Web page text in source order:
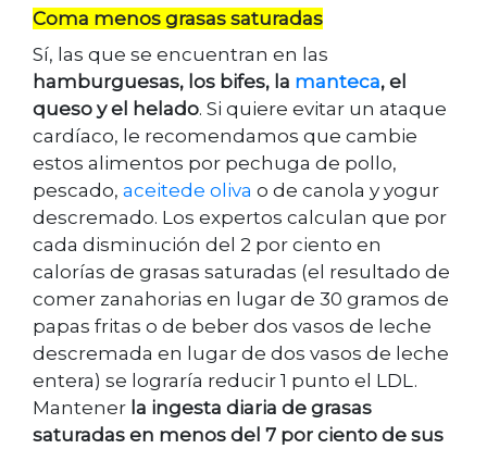
Coma menos grasas saturadas
Sí, las que se encuentran en las
hamburguesas, los bifes, la manteca, el
queso y el helado. Si quiere evitar un ataque
cardíaco, le recomendamos que cambie
estos alimentos por pechuga de pollo,
pescado, aceitede oliva o de canola y yogur
descremado. Los expertos calculan que por
cada disminución del 2 por ciento en
calorías de grasas saturadas (el resultado de
comer zanahorias en lugar de 30 gramos de
papas fritas o de beber dos vasos de leche
descremada en lugar de dos vasos de leche
entera) se lograría reducir 1 punto el LDL.
Mantener la ingesta diaria de grasas
saturadas en menos del 7 por ciento de sus